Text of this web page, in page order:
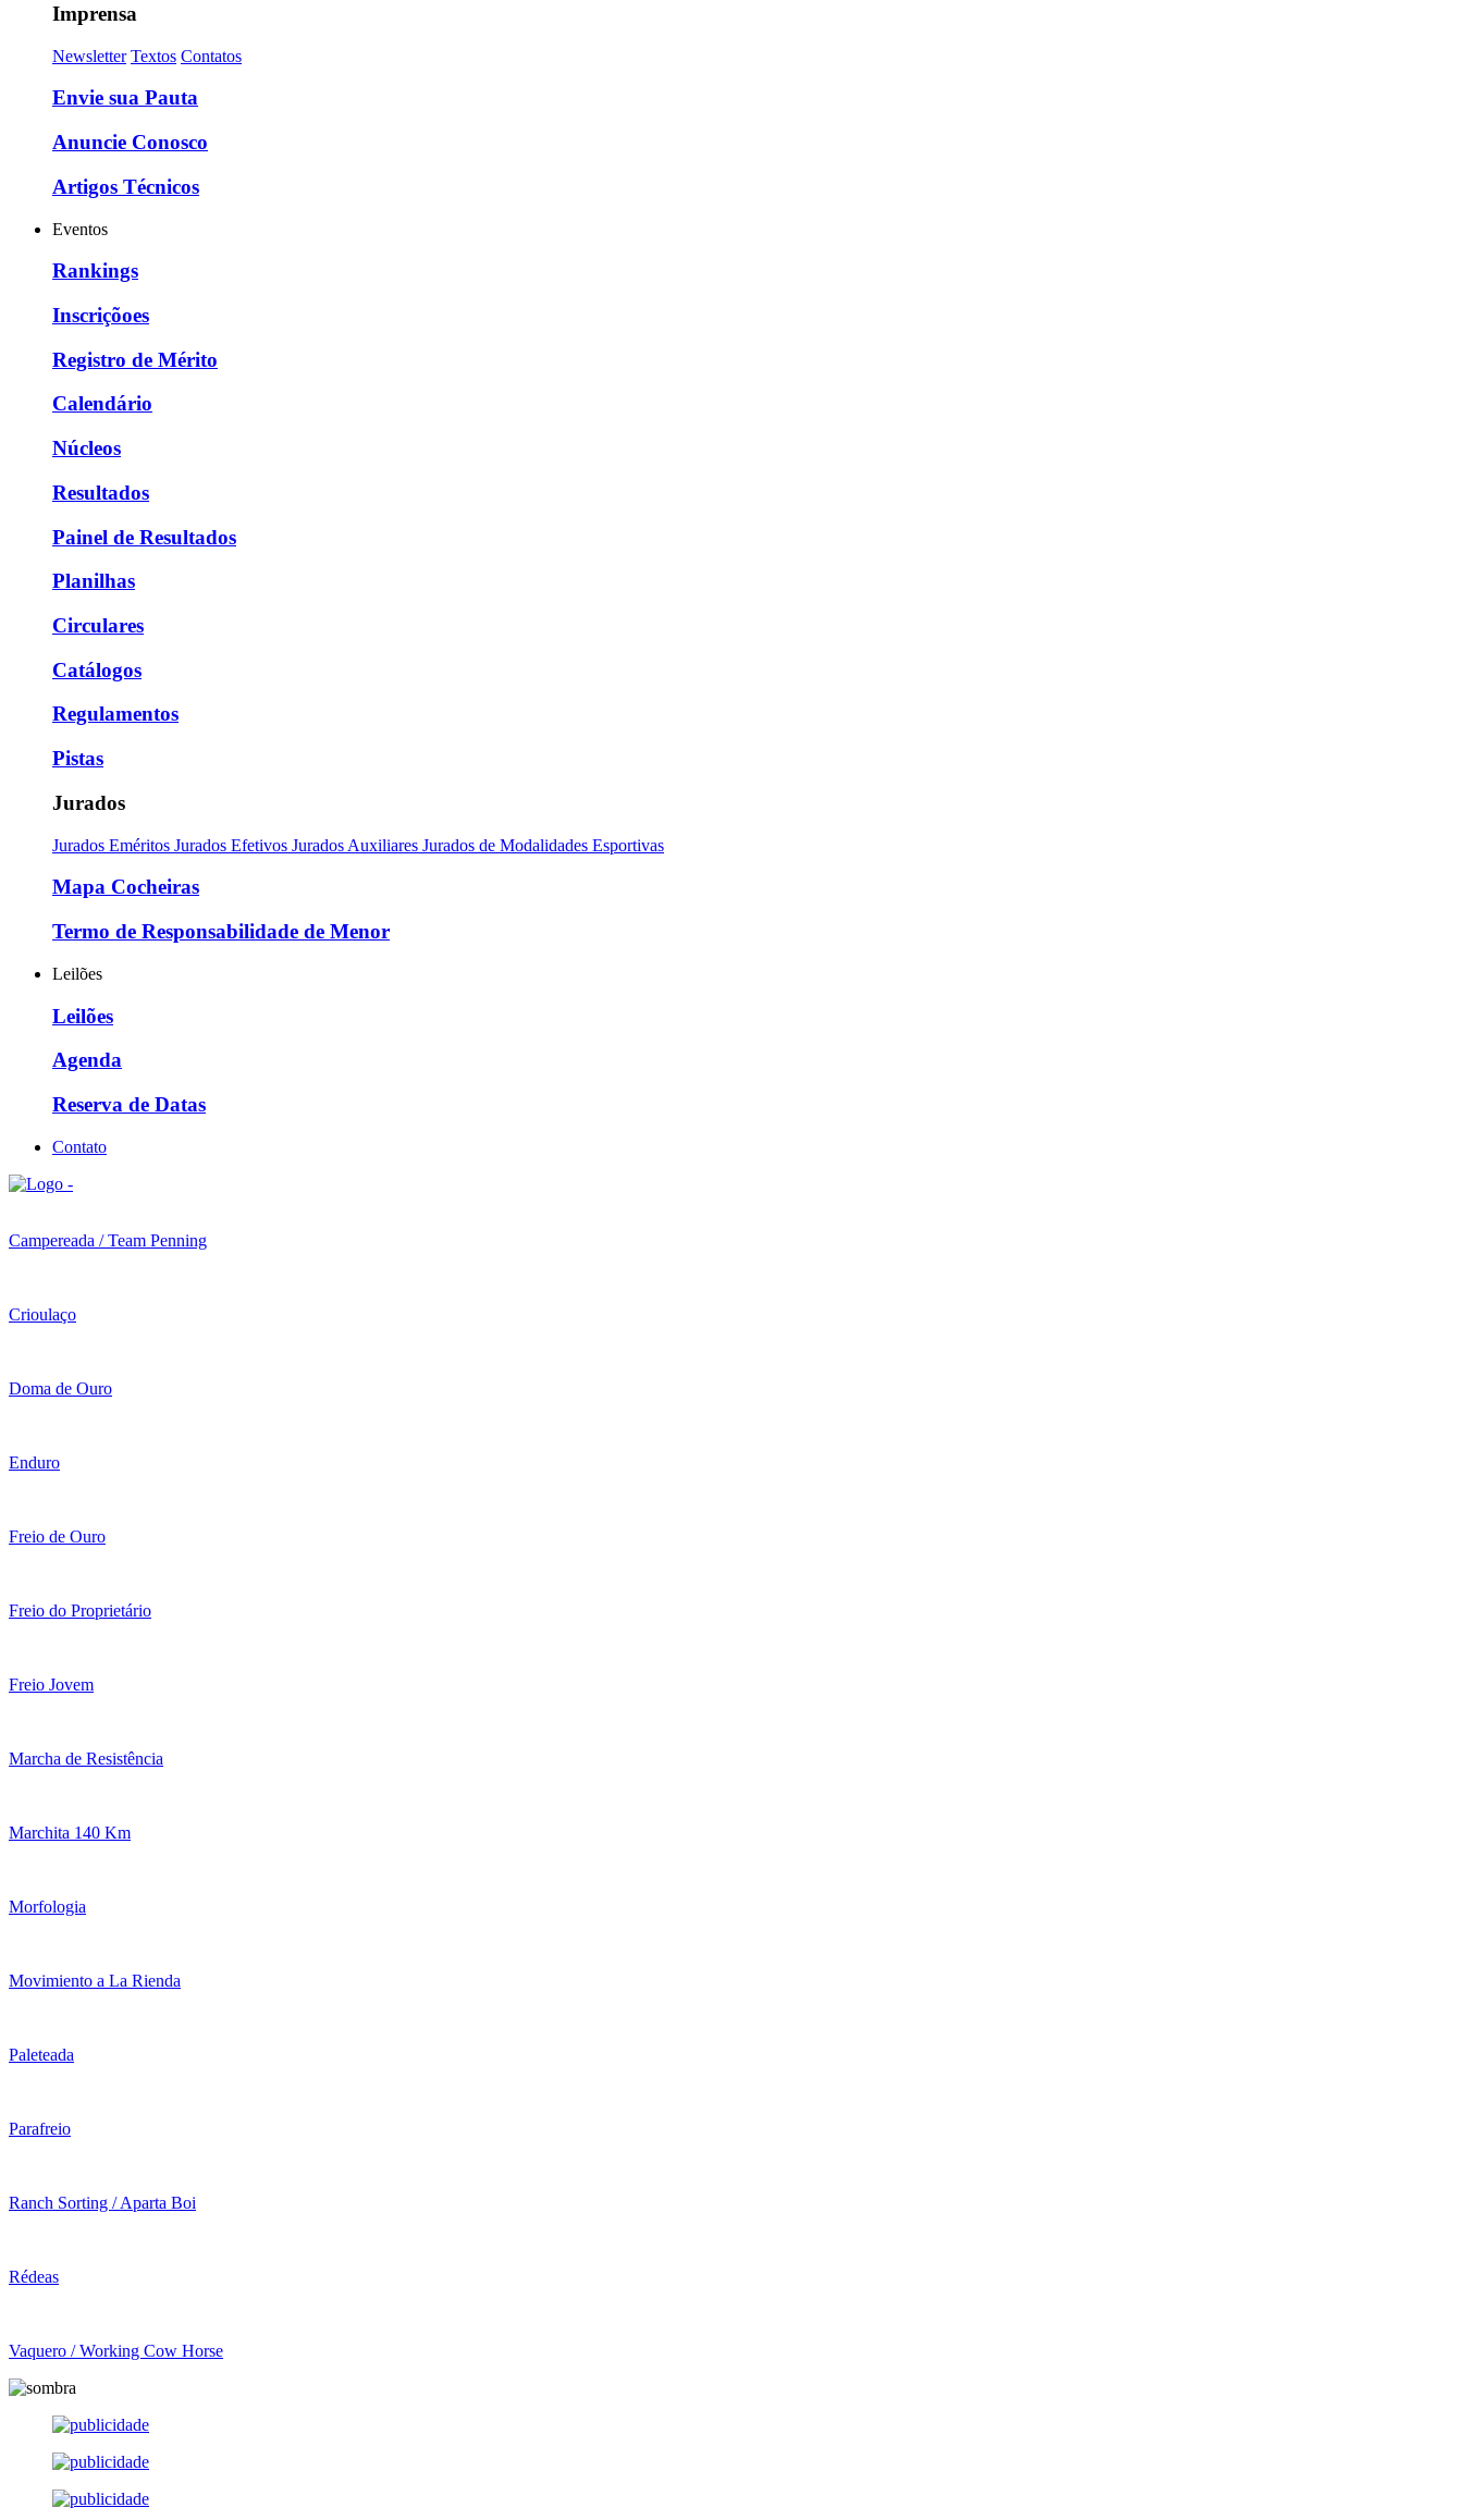
Imprensa
Newsletter Textos Contatos
Envie sua Pauta
Anuncie Conosco
Artigos Técnicos
Eventos
Rankings
Inscriçõoes
Registro de Mérito
Calendário
Núcleos
Resultados
Painel de Resultados
Planilhas
Circulares
Catálogos
Regulamentos
Pistas
Jurados
Jurados Eméritos Jurados Efetivos Jurados Auxiliares Jurados de Modalidades Esportivas
Mapa Cocheiras
Termo de Responsabilidade de Menor
Leilões
Leilões
Agenda
Reserva de Datas
Contato
Campereada / Team Penning
Crioulaço
Doma de Ouro
Enduro
Freio de Ouro
Freio do Proprietário
Freio Jovem
Marcha de Resistência
Marchita 140 Km
Morfologia
Movimiento a La Rienda
Paleteada
Parafreio
Ranch Sorting / Aparta Boi
Rédeas
Vaquero / Working Cow Horse